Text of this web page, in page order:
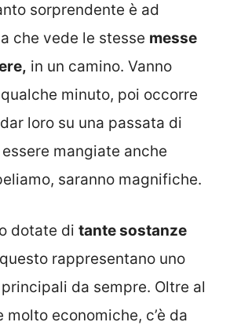
sorprendente è ad
che vede le stesse messe
in un camino. Vanno
minuto, poi occorre
loro su una passata di
mangiate anche
saranno magnifiche.
dotate di tante sostanze
rappresentano uno
da sempre. Oltre al
economiche, c’è da